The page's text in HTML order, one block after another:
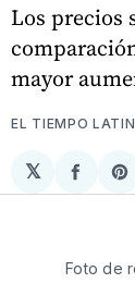
Los precios
mayor
EL TIEMPO
𝕏
en
Foto de